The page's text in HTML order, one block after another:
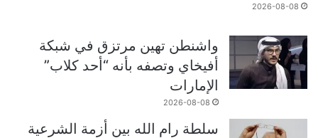
2026-08-08
واشنطن تهين مرتزق في شبكة
أفيخاي وتصفه بأنه “أحد كلاب”
الإمارات
2026-08-08
سلطة رام الله بين أزمة الشرعية